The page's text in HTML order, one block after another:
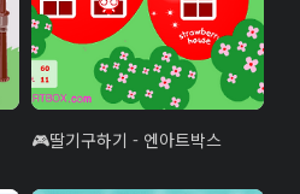
딸기구하기 - 엔아트박스